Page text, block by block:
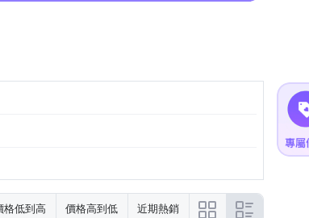
格低到高 價格高到低 近期熱銷